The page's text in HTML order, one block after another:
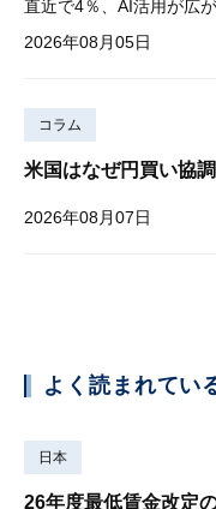
2026年08月05日
コラム
米国はなぜ円買い協
2026年08月07日
よく読まれてい
日本
26年度最低賃金改定